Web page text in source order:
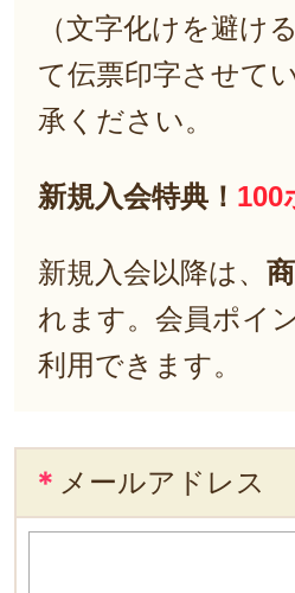
（文字化けを避け
て伝票印字させて
承ください。
新規入会特典！ 100
新規入会以降は、
れます。会員ポイ
利用できます。
＊ メールアドレス